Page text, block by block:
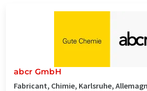
abcr GmbH
Fabricant, Chimie, Karlsruhe,